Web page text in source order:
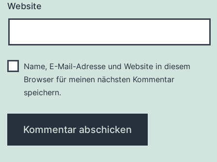
Website
Name, E-Mail-Adresse und Website in diesem
Browser für meinen nächsten Kommentar
speichern.